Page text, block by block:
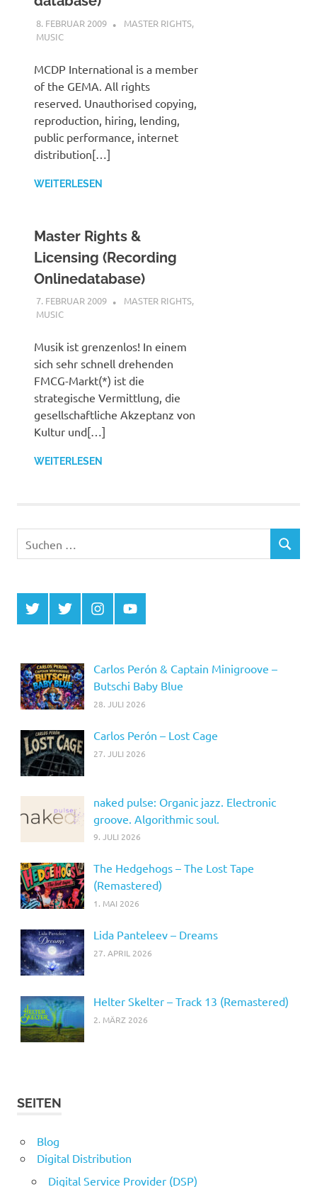
8. FEBRUAR 2009 STEFANBRAUN
MASTER RIGHTS,
MUSIC
MCDP International is a member
of the GEMA. All rights
reserved. Unauthorised copying,
reproduction, hiring, lending,
public performance, internet
distribution[…]
WEITERLESEN
Master Rights &
Licensing (Recording
Onlinedatabase)
7. FEBRUAR 2009 STEFANBRAUN
MASTER RIGHTS,
MUSIC
Musik ist grenzenlos! In einem
sich sehr schnell drehenden
FMCG-Markt(*) ist die
strategische Vermittlung, die
gesellschaftliche Akzeptanz von
Kultur und[…]
WEITERLESEN
nach:
SUCHEN
Twitter
MCDP
Twitter
Musicradiostation
InstagramYouTube
Carlos Perón & Captain Minigroove –
Butschi Baby Blue
28. JULI 2026
Carlos Perón – Lost Cage
27. JULI 2026
naked pulse: Organic jazz. Electronic
groove. Algorithmic soul.
9. JULI 2026
The Hedgehogs – The Lost Tape
(Remastered)
1. MAI 2026
Lida Panteleev – Dreams
27. APRIL 2026
Helter Skelter – Track 13 (Remastered)
2. MÄRZ 2026
SEITEN
Blog
Digital Distribution
Digital Service Provider (DSP)